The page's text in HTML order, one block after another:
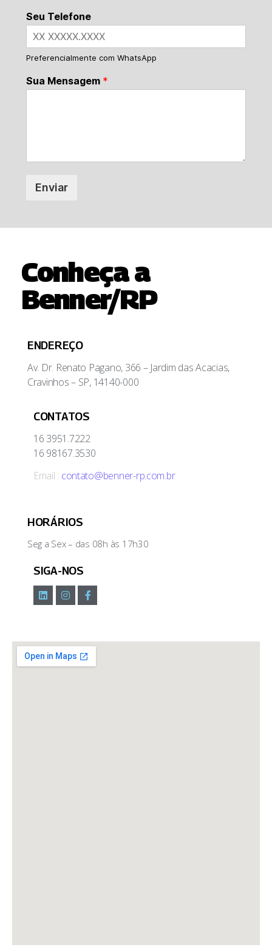
Seu Telefone
Preferencialmente com WhatsApp
Sua Mensagem *
Enviar
Conheça a
Benner/RP
ENDEREÇO
Av. Dr. Renato Pagano, 366 – Jardim das Acacias,
Cravinhos – SP, 14140-000
CONTATOS
16 3951.7222
16 98167.3530
Email : contato@benner-rp.com.br
HORÁRIOS
Seg a Sex – das 08h às 17h30
SIGA-NOS